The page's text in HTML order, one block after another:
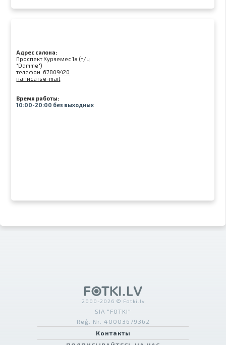
Адрес салона:
Проспект Курземес 1а (т/ц
"Damme")
телефон: 67809420
написать e-mail
Время работы:
10:00-20:00 без выходных
2000-2026 © Fotki.lv
SIA "FOTKI"
Reģ. Nr. 40003679362
Контакты